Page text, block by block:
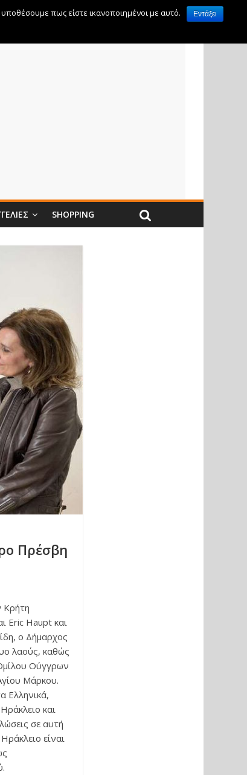
SHOPPING
Πρέσβη
Κρήτη
Eric Haupt και
ο Δήμαρχος
λαούς, καθώς
Ούγγρων
Μάρκου.
Ελληνικά,
και
σε αυτή
είναι
πως είστε ικανοποιημένοι με αυτό.
Εντάξει